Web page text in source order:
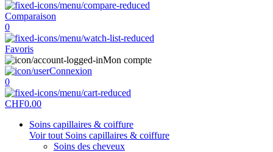
Comparaison
0
Favoris
Mon compte
Connexion
0
CHF0.00
Soins capillaires & coiffure
Voir tout Soins capillaires & coiffure
Soins des cheveux